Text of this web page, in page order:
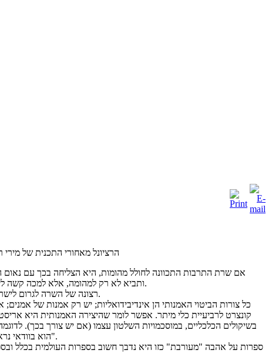
הרציונל מאחורי התכנית של מירי
אם שרת התרבות התכוונה לחולל מהומות, היא הצליחה בכך עם
ותביא לא רק למהומה, אלא למכה קשה לישראל. אם היא תצליח להסיר תמיכה מאמנות הפוגעת ב"ערכי מדינת ישראל" היא תפגע במדינת ישראל, ומעשיה יכו במוניטין של ישראל מכה קשה.
רצונה של השרה לגרום לישראלים רבים יותר לצרוך תרבות הוא חיובי בעיקרו ואפשר להשיגו בדרכים שונות, אך היא טועה באורח יסודי בהבנת אופיו של החומר שבו היא עוסקת.
כל צורות הביטוי האמנותי הן אינדיבידואליות; יש רק אמנות של
קונצרט לרביעיית כלי מיתר. אפשר לומר שהיצירה האמנותית היא
בשיקולים הכלכליים, במוסכמויות השלטון עצמו (אם יש צורך בכך).
הוא בוודאי נראה לאנשים רבים כפוגע ב"ערכי מדינת ישראל", אך מאותה סיבה של אהבה חוצת גבולות, היה צריך לפסול את "רומיאו ויוליה" ואת "סיפור הפרברים".
ספרות על אהבה "מעורבת" כזו היא נדבך חשוב בספרות העולמית בכלל